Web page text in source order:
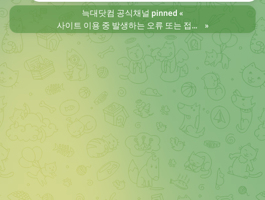
늑대닷컴 공식채널 pinned «
사이트 이용 중 발생하는 오류 또는 접속 불가 현상은 제보 부탁드립니다. 리뉴얼 전의 늑대닷컴을 원하시는 분들은 늑대닷컴2로 이용 바랍니다. 항상 늑대닷컴을 찾아주셔서 감사합니다. 늑대닷컴 주소 https://wfwf437.com 늑대닷컴2 주소 https://wftoon223.com
»